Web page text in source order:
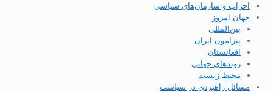
احزاب و سازمان‌های سیاسی
جهان امروز
بین‌المللی
پیرامون ایران
افغانستان
روندهای جهانی
محیط زیست
مسائل راهبردی در سیاست